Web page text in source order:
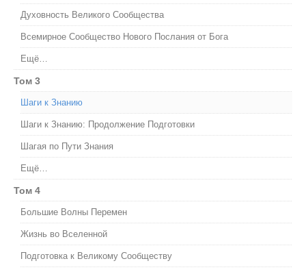
Духовность Великого Сообщества
Всемирное Сообщество Нового Послания от Бога
Ещё…
Том 3
Шаги к Знанию
Шаги к Знанию: Продолжение Подготовки
Шагая по Пути Знания
Ещё…
Том 4
Большие Волны Перемен
Жизнь во Вселенной
Подготовка к Великому Сообществу